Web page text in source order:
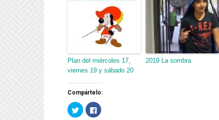
Plan del miércoles 17,
viernes 19 y sábado 20
2019 La sombra
Compártelo:
Haz
clic
Haz
clic